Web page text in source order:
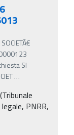
SI
…
PNRR,